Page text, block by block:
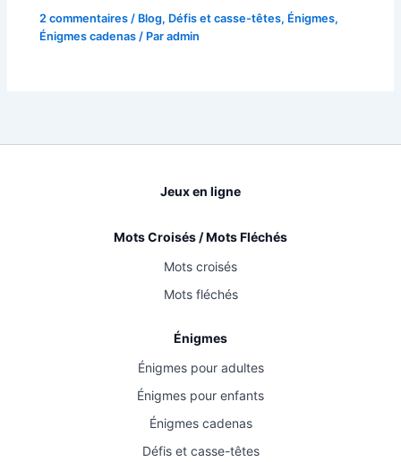
2 commentaires / Blog, Défis et casse-têtes, Énigmes,
Énigmes cadenas / Paradmin
Jeux en ligne
Mots Croisés / Mots Fléchés
Mots croisés
Mots fléchés
Énigmes
Énigmes pour adultes
Énigmes pour enfants
Énigmes cadenas
Défis et casse-têtes